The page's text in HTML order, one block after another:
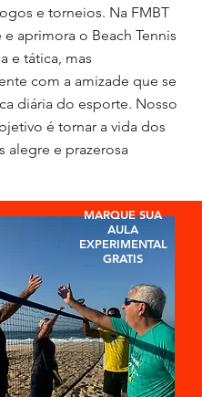
e torneios. Na FMBT
aprimora o Beach Tennis
e tática, mas
com a amizade que se
diária do esporte. Nosso
é tornar a vida dos
alegre e prazerosa
MARQUE SUA
AULA
EXPERIMENTAL
GRATIS